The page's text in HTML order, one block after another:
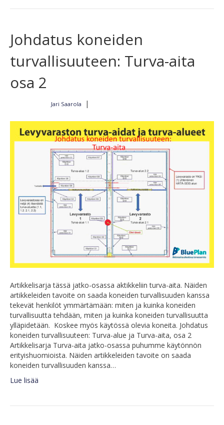
Johdatus koneiden
turvallisuuteen: Turva-aita
osa 2
Jari Saarola |
Artikkelisarja tässä jatko-osassa aktikkeliin turva-aita. Näiden
artikkeleiden tavoite on saada koneiden turvallisuuden kanssa
tekevät henkilöt ymmärtämään: miten ja kuinka koneiden
turvallisuutta tehdään, miten ja kuinka koneiden turvallisuutta
ylläpidetään. Koskee myös käytössä olevia koneita. Johdatus
koneiden turvallisuuteen: Turva-alue ja Turva-aita, osa 2
Artikkelisarja Turva-aita jatko-osassa puhumme käytönnön
erityishuomioista. Näiden artikkeleiden tavoite on saada
koneiden turvallisuuden kanssa…
Lue lisää